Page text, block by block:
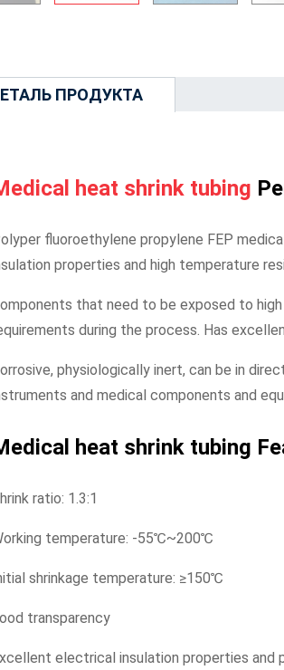
ПРОДУКТА
heat shrink tubing
fluoroethylene propylene FEP
properties and high temperature
that need to be exposed to
during the process. Has
physiologically inert, can be in
and medical components and
heat shrink tubing
ratio: 1.3:1
temperature: -55℃~200℃
shrinkage temperature: ≥150℃
transparency
electrical insulation properties and